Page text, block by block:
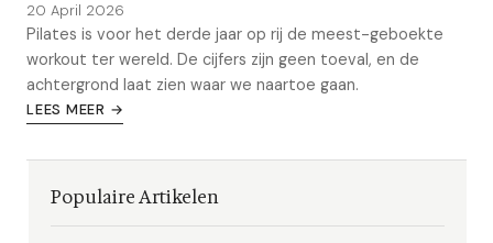
20 April 2026
Pilates is voor het derde jaar op rij de meest-geboekte
workout ter wereld. De cijfers zijn geen toeval, en de
achtergrond laat zien waar we naartoe gaan.
LEES MEER →
Populaire Artikelen